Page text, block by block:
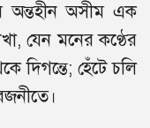
অন্তহীন অসীম এক
যেন মনের কণ্ঠের
দিগন্তে; হেঁটে চলি